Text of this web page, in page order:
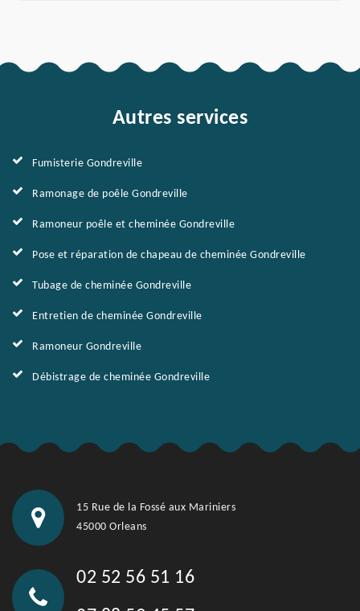
Autres services
Fumisterie Gondreville
Ramonage de poêle Gondreville
Ramoneur poêle et cheminée Gondreville
Pose et réparation de chapeau de cheminée Gondreville
Tubage de cheminée Gondreville
Entretien de cheminée Gondreville
Ramoneur Gondreville
Débistrage de cheminée Gondreville
15 Rue de la Fossé aux Mariniers
45000 Orleans
02 52 56 51 16